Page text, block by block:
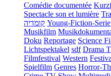
Comédie documentée
Spectacle son et lumière
קומדיה Young-Fiction-Serie
Musikfilm
Doku Reportage Science
Lichtspektakel sdf Drama
Filmfestival Western
Spielfilm Genres Horror-